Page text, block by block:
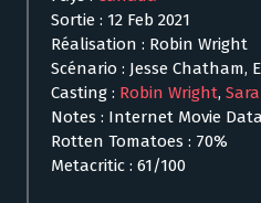
Sortie : 12 Feb 2021
Réalisation : Robin Wright
Scénario : Jesse Chatham,
Casting : Robin Wright,
Notes : Internet Movie
Rotten Tomatoes : 70%
Metacritic : 61/100